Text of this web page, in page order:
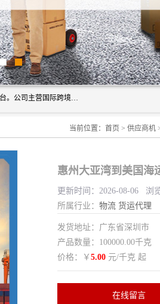
深圳市博冠国际物流有限公司是一家国际化物流公司，致力于打造国际成员之一的物流服务平台。公司主营国际跨境运输业务，提供国际快递、FBA空派专线、国际海空运、国际空运专线、中欧铁路运输等国际海空运、国际快递、国际铁路运输及跨境专线物流等各类进出口运输方面的业务。
当前位置： 首页 > 供应商机
惠州大亚湾到美国海
更新时间：2026-08-06 浏
所属行业： 物流 货运代理
发货地址：广东省深圳市
产品数量：100000.00千克
价格：￥ 5.00 元/千克 起
在线留言